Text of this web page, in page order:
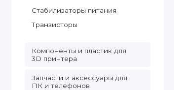
Стабилизаторы питания
Транзисторы
Компоненты и пластик для
3D принтера
Запчасти и аксессуары для
ПК и телефонов